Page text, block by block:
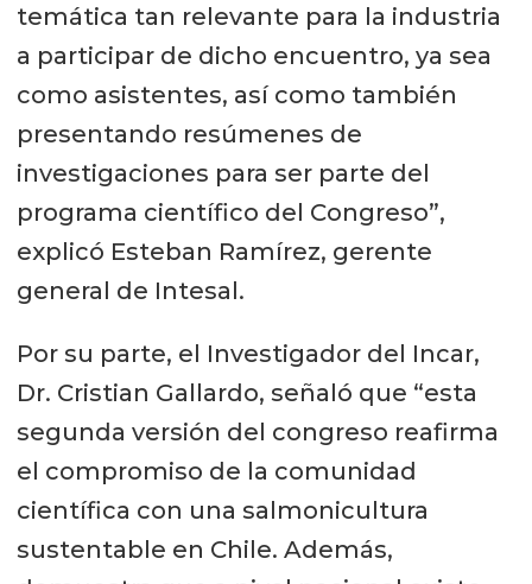
temática tan relevante para la industria
a participar de dicho encuentro, ya sea
como asistentes, así como también
presentando resúmenes de
investigaciones para ser parte del
programa científico del Congreso”,
explicó Esteban Ramírez, gerente
general de Intesal.
Por su parte, el Investigador del Incar,
Dr. Cristian Gallardo, señaló que “esta
segunda versión del congreso reafirma
el compromiso de la comunidad
científica con una salmonicultura
sustentable en Chile. Además,